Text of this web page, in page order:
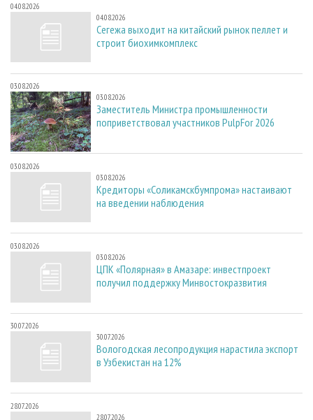
04.08.2026
04.08.2026
Сегежа выходит на китайский рынок пеллет и
строит биохимкомплекс
03.08.2026
03.08.2026
Заместитель Министра промышленности
поприветствовал участников PulpFor 2026
03.08.2026
03.08.2026
Кредиторы «Соликамскбумпрома» настаивают
на введении наблюдения
03.08.2026
03.08.2026
ЦПК «Полярная» в Амазаре: инвестпроект
получил поддержку Минвостокразвития
30.07.2026
30.07.2026
Вологодская лесопродукция нарастила экспорт
в Узбекистан на 12%
28.07.2026
28.07.2026